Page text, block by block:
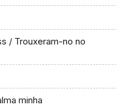
/ Trouxeram-no no
minha